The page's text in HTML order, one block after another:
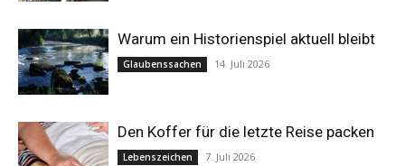
Warum ein Historienspiel aktuell bleibt
Glaubenssachen 14. Juli 2026
Den Koffer für die letzte Reise packen
Lebenszeichen 7. Juli 2026